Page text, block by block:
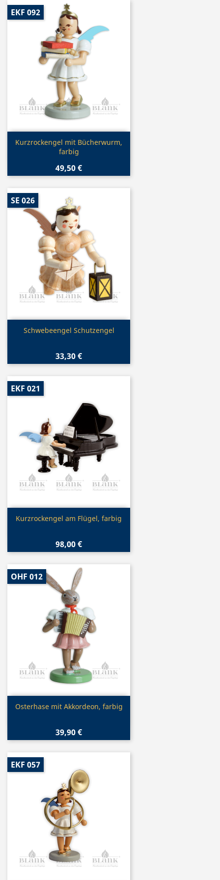
Vorschau
Kurzrockengel mit Bücherwurm,
farbig
49,50 €
EKF 092
Vorschau
Schwebeengel Schutzengel
33,30 €
SE 026
Vorschau
Kurzrockengel am Flügel, farbig
98,00 €
EKF 021
Vorschau
Osterhase mit Akkordeon, farbig
39,90 €
OHF 012
EKF 057